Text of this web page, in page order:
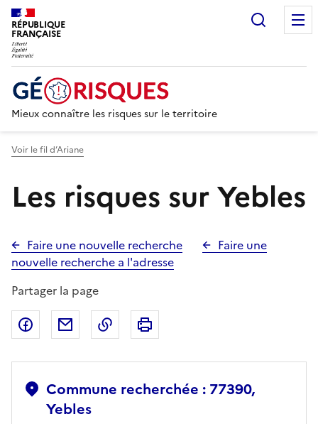
RÉPUBLIQUE
FRANÇAISE
Mieux connaître les risques sur le territoire
Voir le fil d’Ariane
Les risques sur Yebles
Faire une nouvelle recherche
Faire une
nouvelle recherche a l'adresse
Partager la page
Partager sur Facebook
Partager par emailCopier dans le presse-papier
Commune recherchée : 77390,
Yebles